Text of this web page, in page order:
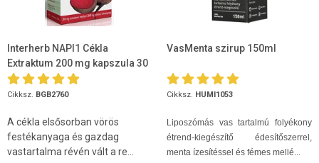
Interherb NAPI1 Cékla
Extraktum 200 mg kapszula 30
db
Cikksz. BGB2760
A cékla elsősorban vörös
festékanyaga és gazdag
vastartalma révén vált a re...
VasMenta szirup 150ml
Cikksz. HUMI1053
Liposzómás vas tartalmú folyékony
étrend-kiegészítő édesítőszerrel,
menta ízesítéssel és fémes mellé...